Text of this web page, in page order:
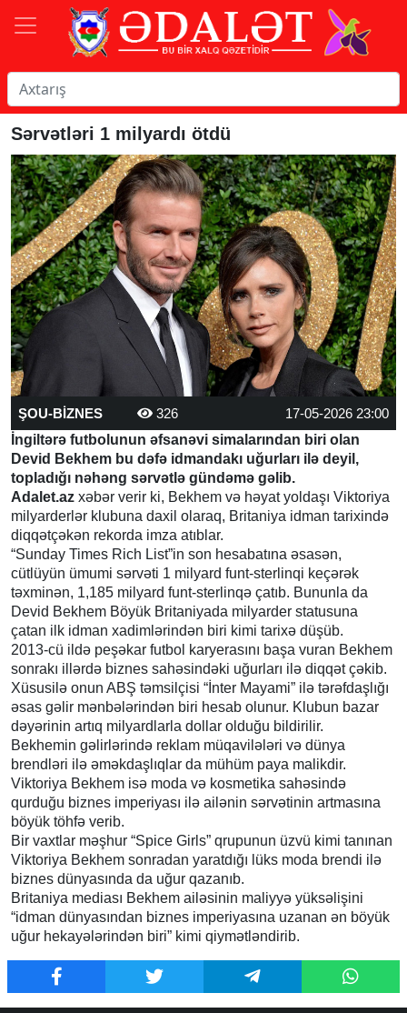
Sərvətləri 1 milyardı ötdü
ŞOU-BİZNES 326
17-05-2026 23:00
İngiltərə futbolunun əfsanəvi simalarından biri olan
Devid Bekhem bu dəfə idmandakı uğurları ilə deyil,
topladığı nəhəng sərvətlə gündəmə gəlib.
Adalet.az xəbər verir ki, Bekhem və həyat yoldaşı Viktoriya
milyarderlər klubuna daxil olaraq, Britaniya idman tarixində
diqqətçəkən rekorda imza atıblar.
“Sunday Times Rich List”in son hesabatına əsasən,
cütlüyün ümumi sərvəti 1 milyard funt-sterlinqi keçərək
təxminən, 1,185 milyard funt-sterlinqə çatıb. Bununla da
Devid Bekhem Böyük Britaniyada milyarder statusuna
çatan ilk idman xadimlərindən biri kimi tarixə düşüb.
2013-cü ildə peşəkar futbol karyerasını başa vuran Bekhem
sonrakı illərdə biznes sahəsindəki uğurları ilə diqqət çəkib.
Xüsusilə onun ABŞ təmsilçisi “İnter Mayami” ilə tərəfdaşlığı
əsas gəlir mənbələrindən biri hesab olunur. Klubun bazar
dəyərinin artıq milyardlarla dollar olduğu bildirilir.
Bekhemin gəlirlərində reklam müqavilələri və dünya
brendləri ilə əməkdaşlıqlar da mühüm paya malikdir.
Viktoriya Bekhem isə moda və kosmetika sahəsində
qurduğu biznes imperiyası ilə ailənin sərvətinin artmasına
böyük töhfə verib.
Bir vaxtlar məşhur “Spice Girls” qrupunun üzvü kimi tanınan
Viktoriya Bekhem sonradan yaratdığı lüks moda brendi ilə
biznes dünyasında da uğur qazanıb.
Britaniya mediası Bekhem ailəsinin maliyyə yüksəlişini
“idman dünyasından biznes imperiyasına uzanan ən böyük
uğur hekayələrindən biri” kimi qiymətləndirib.